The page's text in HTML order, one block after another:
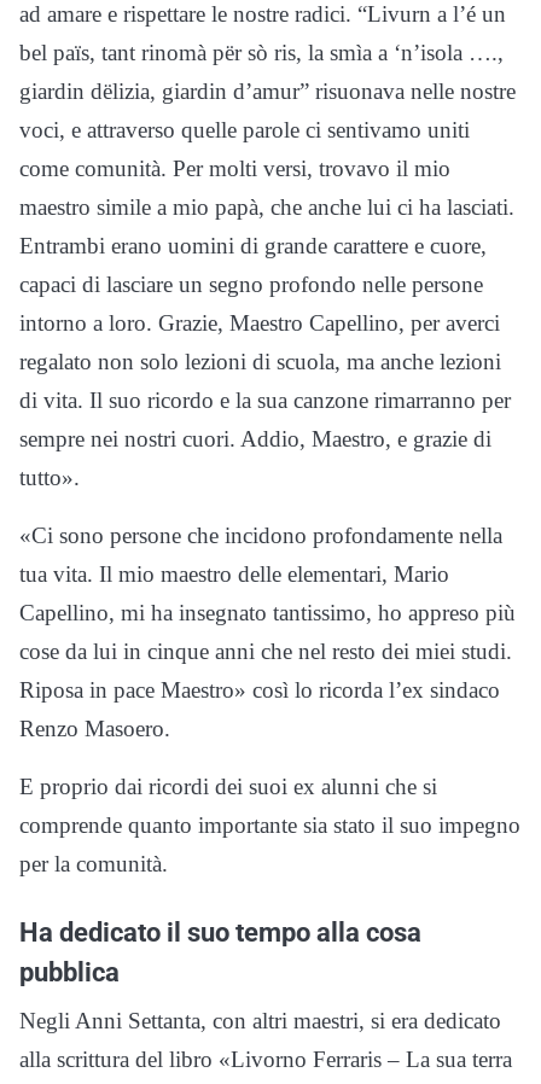
ad amare e rispettare le nostre radici. “Livurn a l’é un
bel païs, tant rinomà për sò ris, la smìa a ‘n’isola ….,
giardin dëlizia, giardin d’amur” risuonava nelle nostre
voci, e attraverso quelle parole ci sentivamo uniti
come comunità. Per molti versi, trovavo il mio
maestro simile a mio papà, che anche lui ci ha lasciati.
Entrambi erano uomini di grande carattere e cuore,
capaci di lasciare un segno profondo nelle persone
intorno a loro. Grazie, Maestro Capellino, per averci
regalato non solo lezioni di scuola, ma anche lezioni
di vita. Il suo ricordo e la sua canzone rimarranno per
sempre nei nostri cuori. Addio, Maestro, e grazie di
tutto».
«Ci sono persone che incidono profondamente nella
tua vita. Il mio maestro delle elementari, Mario
Capellino, mi ha insegnato tantissimo, ho appreso più
cose da lui in cinque anni che nel resto dei miei studi.
Riposa in pace Maestro» così lo ricorda l’ex sindaco
Renzo Masoero.
E proprio dai ricordi dei suoi ex alunni che si
comprende quanto importante sia stato il suo impegno
per la comunità.
Ha dedicato il suo tempo alla cosa
pubblica
Negli Anni Settanta, con altri maestri, si era dedicato
alla scrittura del libro «Livorno Ferraris – La sua terra